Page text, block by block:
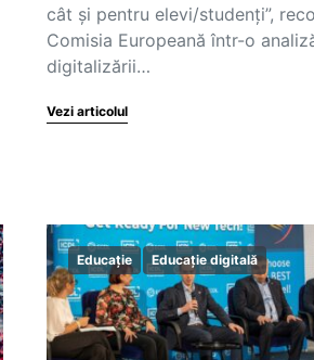
cât și pentru elevi/studenți”,
Comisia Europeană într-o
digitalizării…
Vezi articolul
Educație Educație digitală